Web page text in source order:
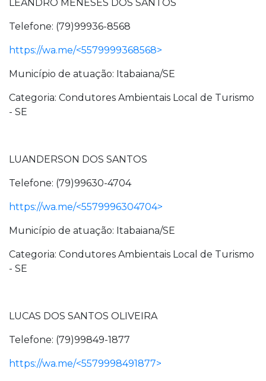
LEANDRO MENESES DOS SANTOS
Telefone: (79)99936-8568
https://wa.me/<5579999368568>
Município de atuação: Itabaiana/SE
Categoria: Condutores Ambientais Local de Turismo
- SE
LUANDERSON DOS SANTOS
Telefone: (79)99630-4704
https://wa.me/<5579996304704>
Município de atuação: Itabaiana/SE
Categoria: Condutores Ambientais Local de Turismo
- SE
LUCAS DOS SANTOS OLIVEIRA
Telefone: (79)99849-1877
https://wa.me/<5579998491877>